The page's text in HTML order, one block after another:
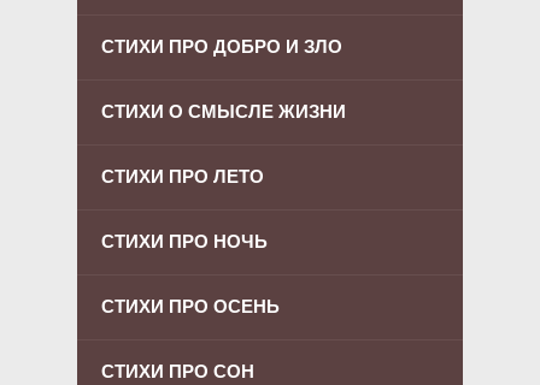
СТИХИ ПРО ДОБРО И ЗЛО
СТИХИ О СМЫСЛЕ ЖИЗНИ
СТИХИ ПРО ЛЕТО
СТИХИ ПРО НОЧЬ
СТИХИ ПРО ОСЕНЬ
СТИХИ ПРО СОН